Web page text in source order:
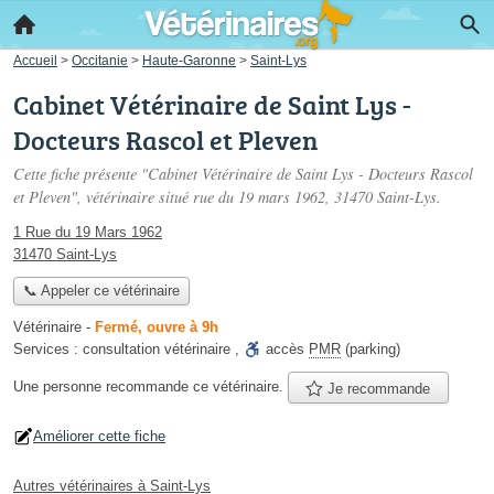
Accueil > Occitanie > Haute-Garonne > Saint-Lys
Cabinet Vétérinaire de Saint Lys -
Docteurs Rascol et Pleven
Cette fiche présente "Cabinet Vétérinaire de Saint Lys - Docteurs Rascol
et Pleven", vétérinaire situé rue du 19 mars 1962, 31470 Saint-Lys.
1 Rue du 19 Mars 1962
31470 Saint-Lys
📞 Appeler ce vétérinaire
Vétérinaire - Fermé, ouvre à 9h
Services : consultation vétérinaire , accès PMR (parking)
Une personne recommande ce vétérinaire. Je recommande
Améliorer cette fiche
Autres vétérinaires à Saint-Lys